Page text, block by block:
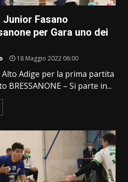
Fasano
per Gara uno dei
18 Maggio 2022 06:00
Adige per la prima partita
BRESSANONE – Si parte in...